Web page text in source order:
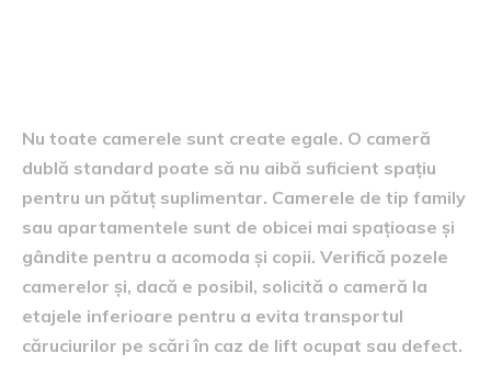
Nu toate camerele sunt create egale. O cameră
dublă standard poate să nu aibă suficient spațiu
pentru un pătuț suplimentar. Camerele de tip family
sau apartamentele sunt de obicei mai spațioase și
gândite pentru a acomoda și copii. Verifică pozele
camerelor și, dacă e posibil, solicită o cameră la
etajele inferioare pentru a evita transportul
căruciurilor pe scări în caz de lift ocupat sau defect.